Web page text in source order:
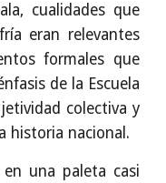
cualidades que
eran relevantes
formales que
de la Escuela
colectiva y
historia nacional.
una paleta casi